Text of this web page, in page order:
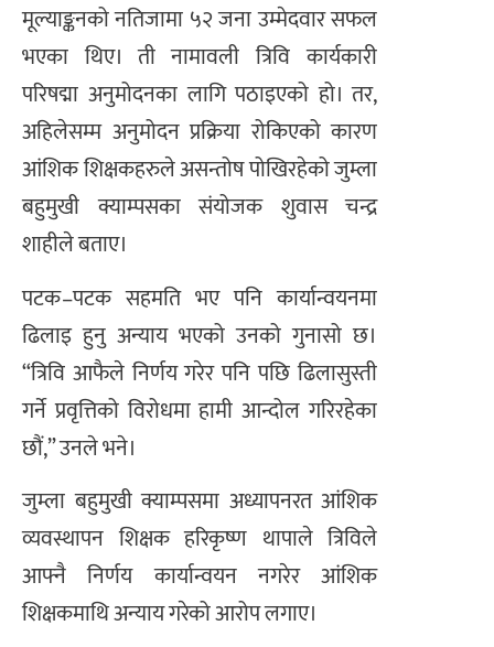
मूल्याङ्कनको नतिजामा ५२ जना उम्मेदवार सफल
भएका थिए। ती नामावली त्रिवि कार्यकारी
परिषद्मा अनुमोदनका लागि पठाइएको हो। तर,
अहिलेसम्म अनुमोदन प्रक्रिया रोकिएको कारण
आंशिक शिक्षकहरुले असन्तोष पोखिरहेको जुम्ला
बहुमुखी क्याम्पसका संयोजक शुवास चन्द्र
शाहीले बताए।
पटक–पटक सहमति भए पनि कार्यान्वयनमा
ढिलाइ हुनु अन्याय भएको उनको गुनासो छ।
“त्रिवि आफैले निर्णय गरेर पनि पछि ढिलासुस्ती
गर्ने प्रवृत्तिको विरोधमा हामी आन्दोल गरिरहेका
छौं,” उनले भने।
जुम्ला बहुमुखी क्याम्पसमा अध्यापनरत आंशिक
व्यवस्थापन शिक्षक हरिकृष्ण थापाले त्रिविले
आफ्नै निर्णय कार्यान्वयन नगरेर आंशिक
शिक्षकमाथि अन्याय गरेको आरोप लगाए।